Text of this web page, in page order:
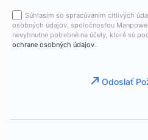
Súhlasím so spracúvaním citlivých
osobných údajov, spoločnosťou
nevyhnutne potrebné na účely, ktoré sú
ochrane osobných údajov..
Odoslať